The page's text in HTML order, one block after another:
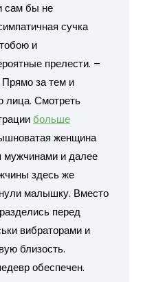
сам бы не
сучка
и
прелести. –
Прямо за тем и
лица. Смотреть
больше
женщина
мужчинами и далее
здесь же
малышку. Вместо
перед
вибраторами и
близость.
обеспечен.